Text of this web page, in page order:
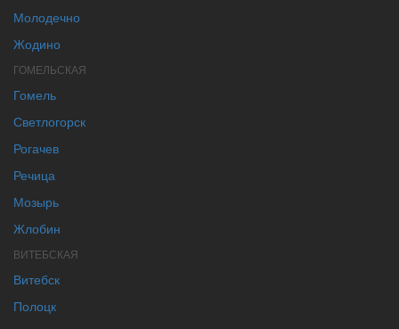
Молодечно
Жодино
ГОМЕЛЬСКАЯ
Гомель
Светлогорск
Рогачев
Речица
Мозырь
Жлобин
ВИТЕБСКАЯ
Витебск
Полоцк